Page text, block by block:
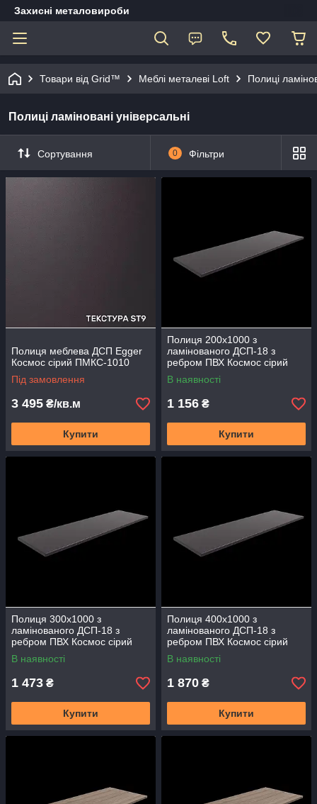
Захисні металовироби
Товари від Grid™ Меблі металеві Loft Полиці
Полиці ламіновані універсальні
Сортування 0 Фільтри
Полиця меблева ДСП Egger
Космос сірий ПМКС-1010
Під замовлення
3 495 ₴/кв.м
Купити
Полиця 200х1000 з
ламінованого ДСП-18 з
ребром ПВХ Космос сірий
Графіт меблева стільниця
ПМКС-210
В наявності
1 156 ₴
Купити
Полиця 300х1000 з
ламінованого ДСП-18 з
ребром ПВХ Космос сірий
Графіт меблева стільниця
ПМКС-310
В наявності
1 473 ₴
Купити
Полиця 400х1000 з
ламінованого ДСП-18 з
ребром ПВХ Космос сірий
Графіт меблева стільниця
ПМКС-410
В наявності
1 870 ₴
Купити